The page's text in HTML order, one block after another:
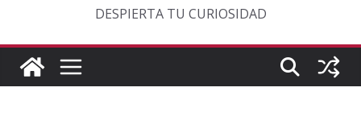
DESPIERTA TU CURIOSIDAD